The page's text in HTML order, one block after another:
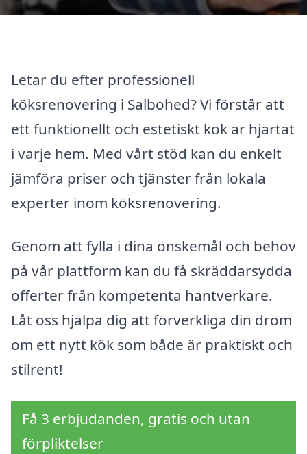
Letar du efter professionell
köksrenovering i Salbohed? Vi förstår att
ett funktionellt och estetiskt kök är hjärtat
i varje hem. Med vårt stöd kan du enkelt
jämföra priser och tjänster från lokala
experter inom köksrenovering.
Genom att fylla i dina önskemål och behov
på vår plattform kan du få skräddarsydda
offerter från kompetenta hantverkare.
Låt oss hjälpa dig att förverkliga din dröm
om ett nytt kök som både är praktiskt och
stilrent!
Få 3 erbjudanden, gratis och utan
förpliktelser